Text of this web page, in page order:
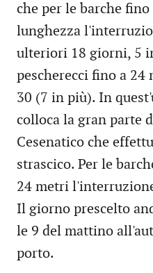
che per le barche
lunghezza
ulteriori 18 giorni, 5
pescherecci fino a
30 (7 in più). In
colloca la gran parte
Cesenatico che
strascico. Per le
24 metri
Il giorno prescelto
le 9 del mattino
porto.